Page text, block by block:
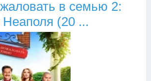
в семью 2:
(20 ...